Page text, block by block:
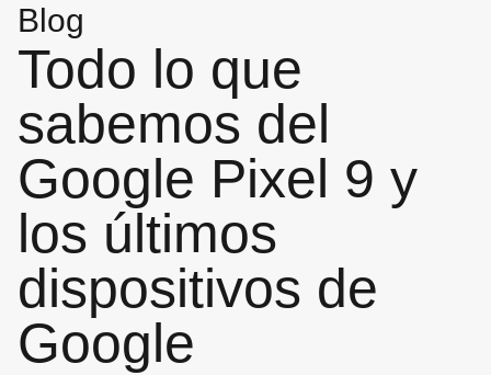
Blog
Todo lo que
sabemos del
Google Pixel 9 y
los últimos
dispositivos de
Google